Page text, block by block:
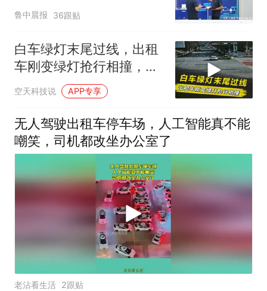
鲁中晨报 36跟贴
白车绿灯末尾过线，出租
车刚变绿灯抢行相撞，都
是绿灯该谁担责？
空天科技说 APP专享
无人驾驶出租车停车场，人工智能真不能
嘲笑，司机都改坐办公室了
老沾看生活 2跟贴